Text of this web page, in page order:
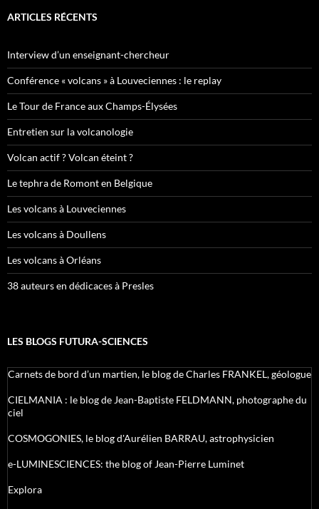
ARTICLES RÉCENTS
Interview d’un enseignant-chercheur
Conférence « volcans » à Louveciennes : le replay
Le Tour de France aux Champs-Élysées
Entretien sur la volcanologie
Volcan actif ? Volcan éteint ?
Le tephra de Romont en Belgique
Les volcans à Louveciennes
Les volcans à Doullens
Les volcans à Orléans
38 auteurs en dédicaces à Presles
LES BLOGS FUTURA-SCIENCES
Carnets de bord d’un martien, le blog de Charles FRANKEL, géologue
CIELMANIA : le blog de Jean-Baptiste FELDMANN, photographe du
ciel
COSMOGONIES, le blog d'Aurélien BARRAU, astrophysicien
e-LUMINESCIENCES: the blog of Jean-Pierre Luminet
Explora